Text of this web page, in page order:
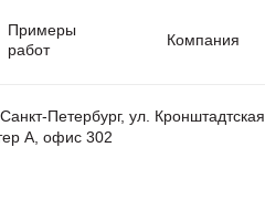
Примеры
работ
Компания
Петербург, ул. Кронштадтская,
А, офис 302